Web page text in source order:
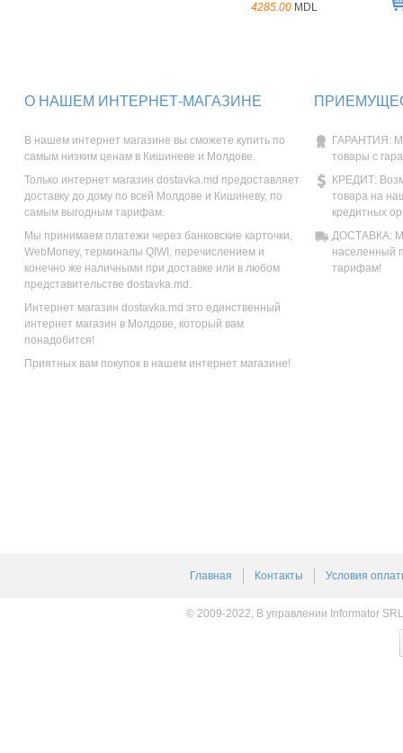
4285.00 MDL
О НАШЕМ ИНТЕРНЕТ-МАГАЗИНЕ
В нашем интернет магазине вы сможете купить по
самым низким ценам в Кишиневе и Молдове.
Только интернет магазин dostavka.md предоставляет
доставку до дому по всей Молдове и Кишиневу, по
самым выгодным тарифам.
Мы принимаем платежи через банковские карточки,
WebMoney, терминалы QIWI, перечислением и
конечно же наличными при доставке или в любом
представительстве dostavka.md.
Интернет магазин dostavka.md это единственный
интернет магазин в Молдове, который вам
понадобится!
Приятных вам покупок в нашем интернет магазине!
ГАРАНТИЯ:
товары с
КРЕДИТ:
товара на
кредитных
ДОСТАВКА:
населенный
тарифам!
Главная Контакты Условия
© 2009-2022, В управлении Informator SRL